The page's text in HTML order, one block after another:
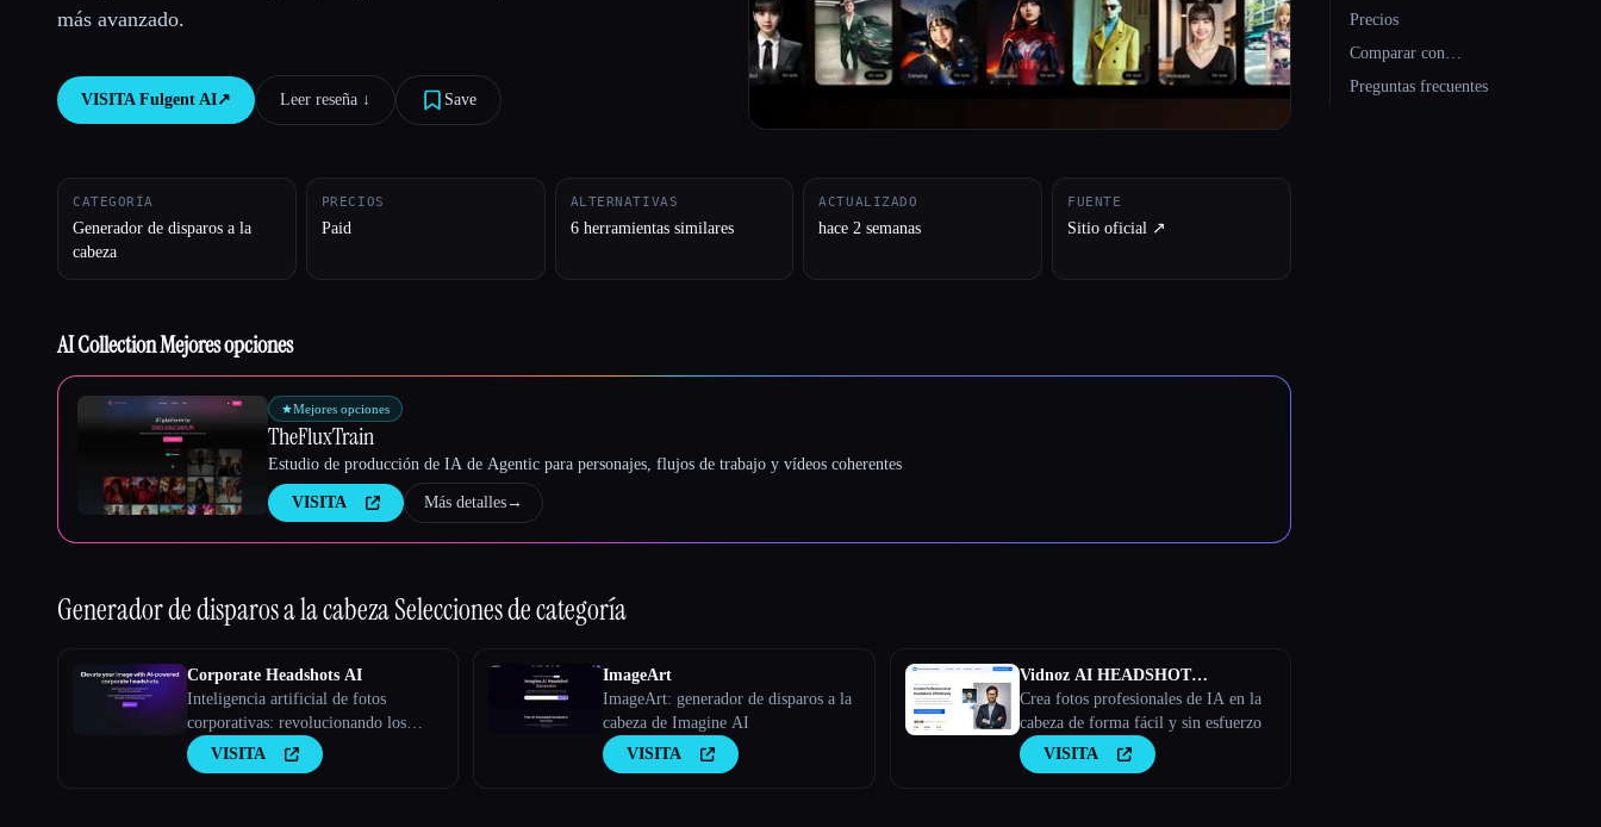
más avanzado.
VISITA Fulgent AI↗︎ Leer reseña ↓︎ Save
CATEGORÍA
Generador de disparos a la
cabeza
PRECIOS
Paid
ALTERNATIVAS
6 herramientas similares
ACTUALIZADO
hace 2 semanas
FUENTE
Sitio oficial ↗︎
AI Collection Mejores opciones
★Mejores opciones
TheFluxTrain
Estudio de producción de IA de Agentic para personajes, flujos de trabajo y vídeos coherentes
VISITA Más detalles→
Generador de disparos a la cabezaSelecciones de categoría
Corporate Headshots AI
Inteligencia artificial de fotos
corporativas: revolucionando los
retratos corporativos con la IA
VISITA
ImageArt
ImageArt: generador de disparos a la
cabeza de Imagine AI
VISITA
Vidnoz AI HEADSHOT
GENERATOR
Crea fotos profesionales de IA en la
cabeza de forma fácil y sin esfuerzo
VISITA
Precios
Comparar con…
Preguntas frecuentes